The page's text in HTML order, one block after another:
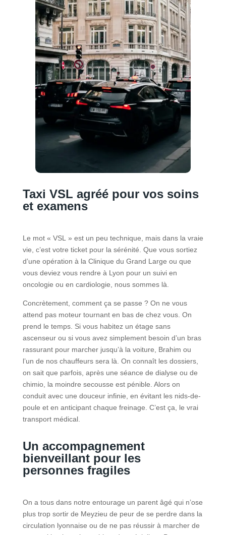
Taxi VSL agréé pour vos soins
et examens
Le mot « VSL » est un peu technique, mais dans la vraie
vie, c’est votre ticket pour la sérénité. Que vous sortiez
d’une opération à la Clinique du Grand Large ou que
vous deviez vous rendre à Lyon pour un suivi en
oncologie ou en cardiologie, nous sommes là.
Concrètement, comment ça se passe ? On ne vous
attend pas moteur tournant en bas de chez vous. On
prend le temps. Si vous habitez un étage sans
ascenseur ou si vous avez simplement besoin d’un bras
rassurant pour marcher jusqu’à la voiture, Brahim ou
l’un de nos chauffeurs sera là. On connaît les dossiers,
on sait que parfois, après une séance de dialyse ou de
chimio, la moindre secousse est pénible. Alors on
conduit avec une douceur infinie, en évitant les nids-de-
poule et en anticipant chaque freinage. C’est ça, le vrai
transport médical.
Un accompagnement
bienveillant pour les
personnes fragiles
On a tous dans notre entourage un parent âgé qui n’ose
plus trop sortir de Meyzieu de peur de se perdre dans la
circulation lyonnaise ou de ne pas réussir à marcher de